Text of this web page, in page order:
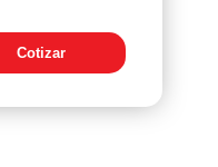
Cotizar